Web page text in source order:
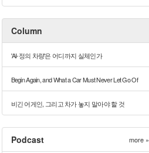
Column
'AI-정의 차량'은 어디까지 실체인가
Begin Again, and What a Car Must Never Let Go Of
비긴 어게인, 그리고 차가 놓지 말아야 할 것
Podcast more »